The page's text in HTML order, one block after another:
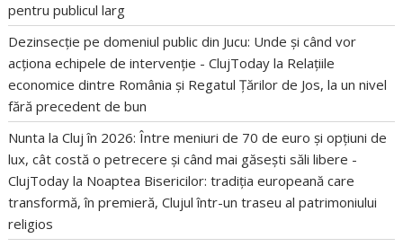
pentru publicul larg
Dezinsecție pe domeniul public din Jucu: Unde și când vor
acționa echipele de intervenție - ClujToday la Relațiile
economice dintre România și Regatul Țărilor de Jos, la un nivel
fără precedent de bun
Nunta la Cluj în 2026: Între meniuri de 70 de euro și opțiuni de
lux, cât costă o petrecere și când mai găsești săli libere -
ClujToday la Noaptea Bisericilor: tradiția europeană care
transformă, în premieră, Clujul într-un traseu al patrimoniului
religios